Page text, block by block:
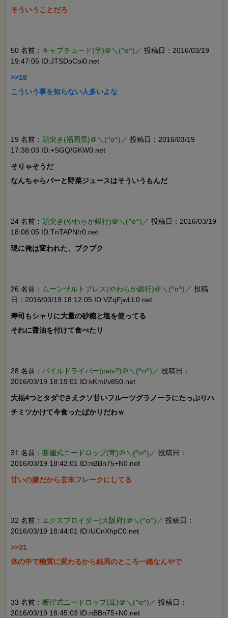
そういうことだろ
50 名前： キャプチュード(芋)＠＼(^o^)／ 投稿日：2016/03/19
19:47:05 ID:JTSDoCoi0.net
>>18
こういう事を知らない人多いよな
19 名前： 頭突き(福岡県)＠＼(^o^)／ 投稿日：2016/03/19
17:38:03 ID:+SGQ/GKW0.net
そりゃそうだ
なんちゃらバーと野菜ジュースはそういうもんだ
24 名前： 頭突き(やわらか銀行)＠＼(^o^)／ 投稿日：2016/03/19
18:08:05 ID:TnTAPN/r0.net
現に俺は変われた、ブクブク
26 名前： ムーンサルトプレス(やわらか銀行)＠＼(^o^)／ 投稿
日：2016/03/19 18:12:05 ID:VZqFjwLL0.net
寿司もシャリに大量の砂糖と塩を使ってる
それに醤油を付けて食べたり
28 名前： パイルドライバー(catv?)＠＼(^o^)／ 投稿日：
2016/03/19 18:19:01 ID:kKmI/v850.net
大福4つとタダでさえクソ甘いフルーツグラノーラにたっぷりハ
チミツかけて今食ったばかりだわｗ
31 名前： 断崖式ニードロップ(茸)＠＼(^o^)／ 投稿日：
2016/03/19 18:42:01 ID:nBBn75+N0.net
甘いの嫌だから玄米フレークにしてる
32 名前： エクスプロイダー(大阪府)＠＼(^o^)／ 投稿日：
2016/03/19 18:44:01 ID:iUCnXhpC0.net
>>31
体の中で糖質に変わるから結局のところ一緒なんやで
33 名前： 断崖式ニードロップ(茸)＠＼(^o^)／ 投稿日：
2016/03/19 18:45:03 ID:nBBn75+N0.net